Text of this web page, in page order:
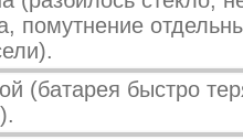
помутнение
(батарея быстро